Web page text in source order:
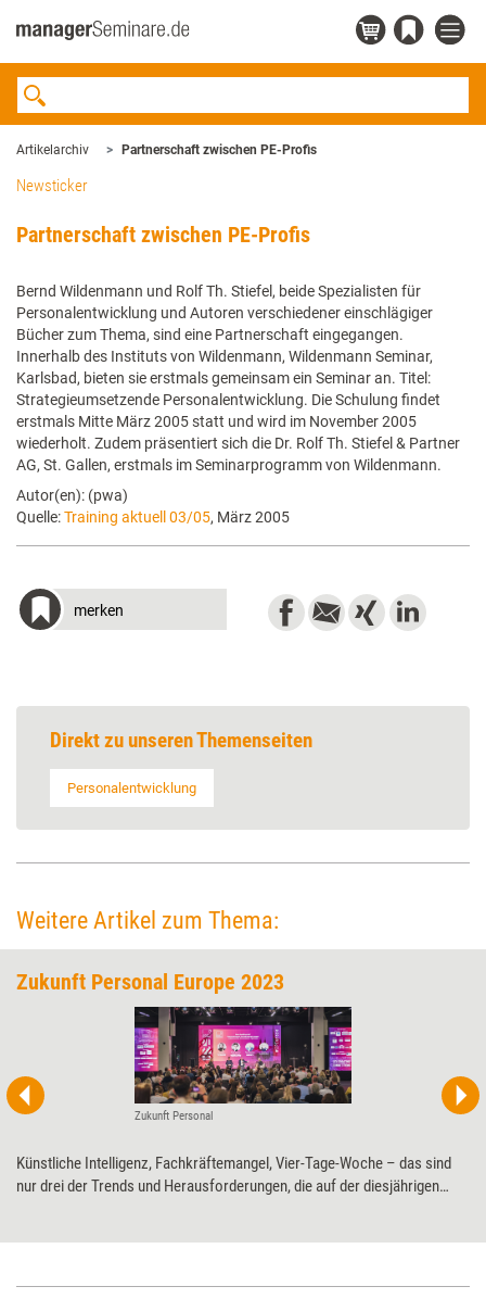
Artikelarchiv Partnerschaft zwischen PE-Profis
Newsticker
Partnerschaft zwischen PE-Profis
Bernd Wildenmann und Rolf Th. Stiefel, beide Spezialisten für
Personalentwicklung und Autoren verschiedener einschlägiger
Bücher zum Thema, sind eine Partnerschaft eingegangen.
Innerhalb des Instituts von Wildenmann, Wildenmann Seminar,
Karlsbad, bieten sie erstmals gemeinsam ein Seminar an. Titel:
Strategieumsetzende Personalentwicklung. Die Schulung findet
erstmals Mitte März 2005 statt und wird im November 2005
wiederholt. Zudem präsentiert sich die Dr. Rolf Th. Stiefel & Partner
AG, St. Gallen, erstmals im Seminarprogramm von Wildenmann.
Autor(en): (pwa)
Quelle:Training aktuell 03/05, März 2005
merken
Direkt zu unseren Themenseiten
Personalentwicklung
Weitere Artikel zum Thema:
Zukunft Personal Europe 2023
Zukunft Personal
Künstliche Intelligenz, Fachkräftemangel, Vier-Tage-Woche – das sind
nur drei der Trends und Herausforderungen, die auf der diesjährigen